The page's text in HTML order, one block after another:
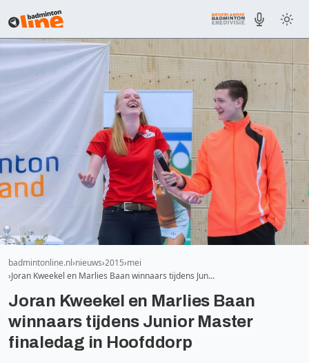
badmintonline.nl nieuws 2015 mei
Joran Kweekel en Marlies Baan winnaars tijdens Jun…
Joran Kweekel en Marlies Baan
winnaars tijdens Junior Master
finaledag in Hoofddorp